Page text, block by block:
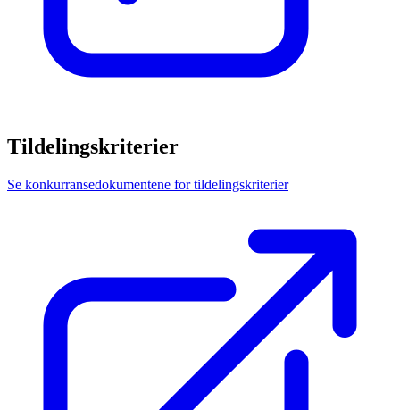
Tildelingskriterier
Se konkurransedokumentene for tildelingskriterier